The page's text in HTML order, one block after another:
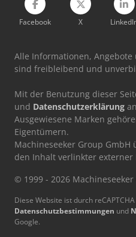
Facebook X
Alle Informationen, Angebote
sind freibleibend und
Mit der Benutzung dieser
und Datenschutzerklärung
Ausgewiesene Marken
Eigentümern.
Machineseeker Group
den Inhalt verlinkter externer
© 1999 - 2026 Machineseeker
Diese Website ist durch
Datenschutzbestimmungen und
Google.